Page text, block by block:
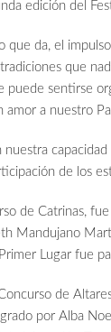
edición del
que da, el
que
puede sentirse
amor a nuestro
nuestra
de los
de Catrinas,
Mandujano
Lugar fue
de
por Alba